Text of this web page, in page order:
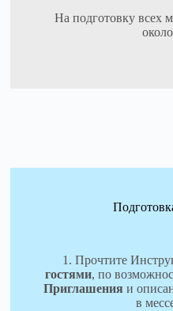
На подготовку всех
1. Прочтите
гостями, по
Приглашения и
в